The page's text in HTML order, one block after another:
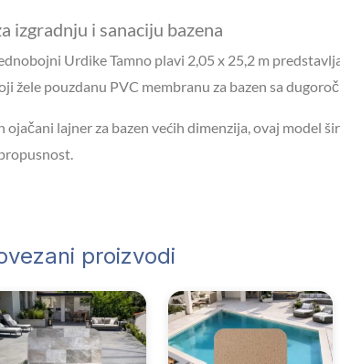
izgradnju i sanaciju bazena
Urdike Tamno plavi 2,05 x 25,2 m
žele pouzdanu PVC membranu za bazen sa
lajner za bazen većih dimenzija, ovaj model
proizvodi